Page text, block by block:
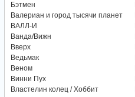
Бэтмен
Валериан и город тысячи планет
ВАЛЛ-И
Ванда/Вижн
Вверх
Ведьмак
Веном
Винни Пух
Властелин колец / Хоббит